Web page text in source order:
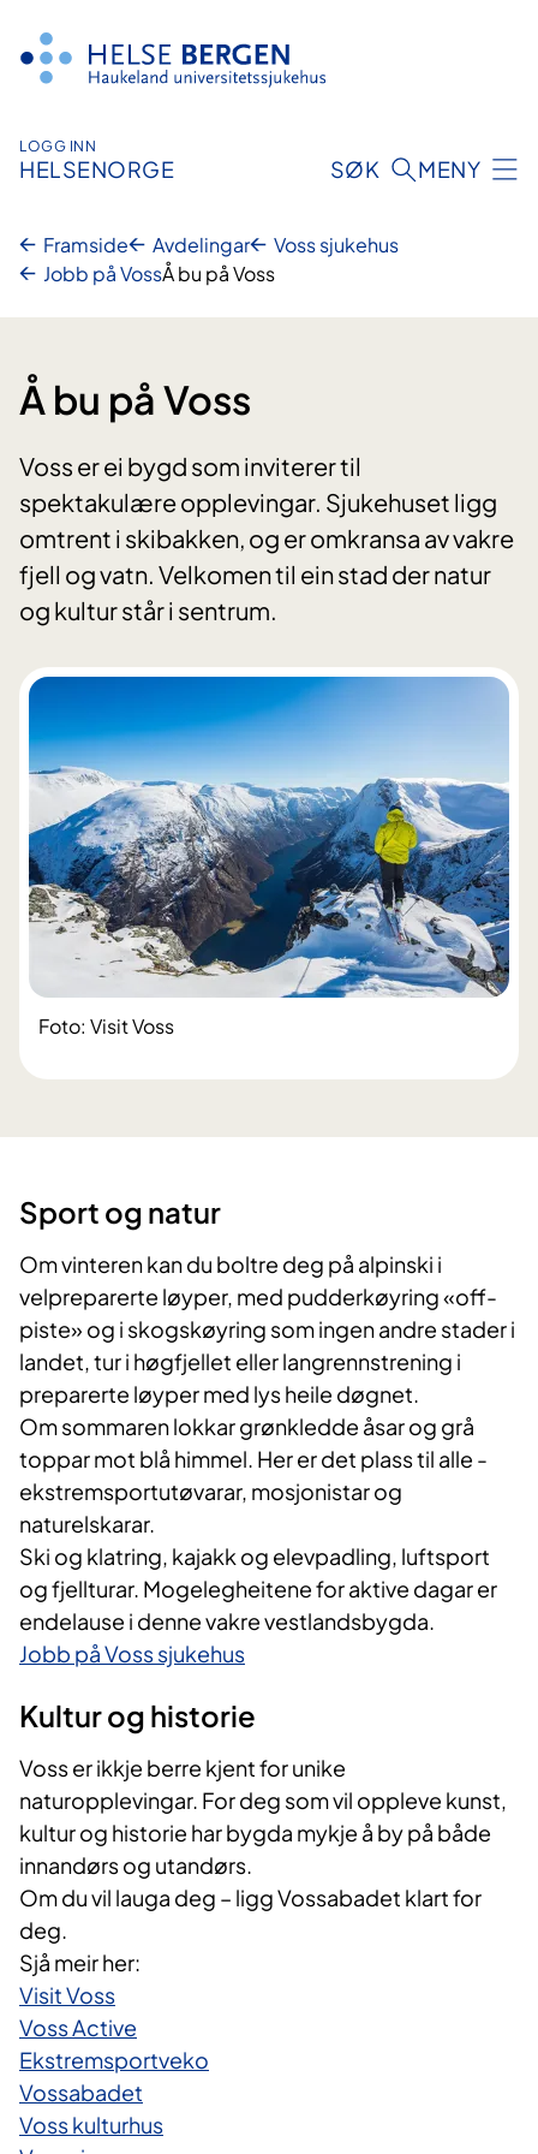
innhald
LOGG INN
HELSENORGE SØK MENY
Framside Avdelingar
Voss sjukehus
Jobb på VossÅ bu på Voss
Å bu på Voss
Voss er ei bygd som inviterer til
spektakulære opplevingar. Sjukehuset ligg
omtrent i skibakken, og er omkransa av vakre
fjell og vatn. Velkomen til ein stad der natur
og kultur står i sentrum.
Foto: Visit Voss
Sport og natur
Om vinteren kan du boltre deg på alpinski i
velpreparerte løyper, med pudderkøyring «off-
piste» og i skogskøyring som ingen andre stader i
landet, tur i høgfjellet eller langrennstrening i
preparerte løyper med lys heile døgnet.
Om sommaren lokkar grønkledde åsar og grå
toppar mot blå himmel. Her er det plass til alle -
ekstremsportutøvarar, mosjonistar og
naturelskarar.
Ski og klatring, kajakk og elevpadling, luftsport
og fjellturar. Mogelegheitene for aktive dagar er
endelause i denne vakre vestlandsbygda.
Jobb på Voss sjukehus
Kultur og historie
Voss er ikkje berre kjent for unike
naturopplevingar. For deg som vil oppleve kunst,
kultur og historie har bygda mykje å by på både
innandørs og utandørs.
Om du vil lauga deg – ligg Vossabadet klart for
deg.
Sjå meir her:
Visit Voss
Voss Active
Ekstremsportveko
Vossabadet
Voss kulturhus